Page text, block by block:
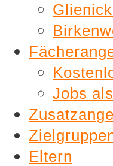
Jobs
Eltern